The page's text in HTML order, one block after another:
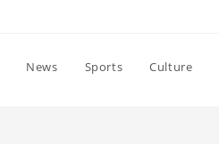
News Sports Culture